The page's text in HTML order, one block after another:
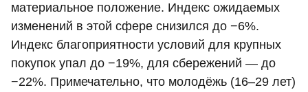
материальное положение. Индекс ожидаемых
изменений в этой сфере снизился до −6%.
Индекс благоприятности условий для крупных
покупок упал до −19%, для сбережений — до
−22%. Примечательно, что молодёжь (16–29 лет)